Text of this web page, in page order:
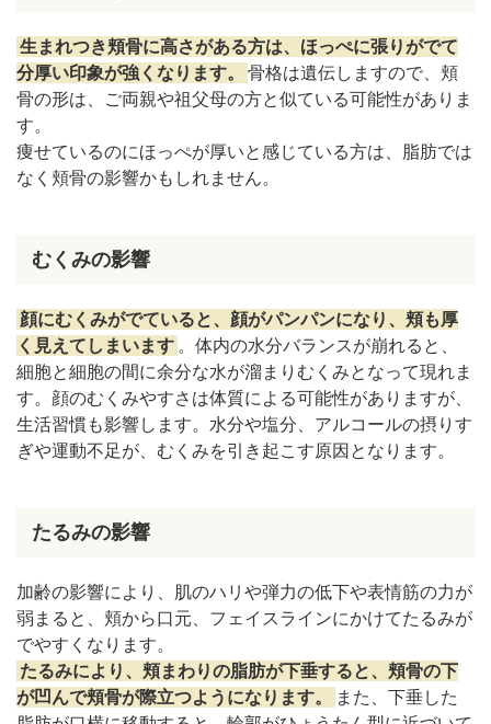
生まれつき頬骨に高さがある方は、ほっぺに張りがでて
分厚い印象が強くなります。
骨格は遺伝しますので、頬
骨の形は、ご両親や祖父母の方と似ている可能性がありま
す。
痩せているのにほっぺが厚いと感じている方は、脂肪では
なく頬骨の影響かもしれません。
むくみの影響
顔にむくみがでていると、顔がパンパンになり、頬も厚
く見えてしまいます 。体内の水分バランスが崩れると、
細胞と細胞の間に余分な水が溜まりむくみとなって現れま
す。顔のむくみやすさは体質による可能性がありますが、
生活習慣も影響します。水分や塩分、アルコールの摂りす
ぎや運動不足が、むくみを引き起こす原因となります。
たるみの影響
加齢の影響により、肌のハリや弾力の低下や表情筋の力が
弱まると、頬から口元、フェイスラインにかけてたるみが
でやすくなります。
たるみにより、頬まわりの脂肪が下垂すると、頬骨の下
が凹んで頬骨が際立つようになります。
また、下垂した